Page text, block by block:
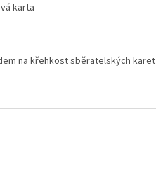
karta
na křehkost sběratelských karet